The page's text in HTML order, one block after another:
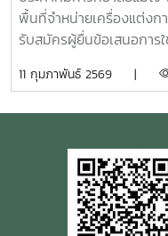
พื้นที่จำหน่ายเครื่องแต่งก
รับสมัครผู้ยื่นข้อเสนอการ
มีนาคม 2569 จำหน่ายเค
แม่โจ้ ผู้สนใจประสงค์จะ
ฟอร์มใบสมัครได้ที่ กอง
คารอิงคศรีกสิการ ชั้น 1 ม
11 กุมภาพันธ์ 2569 |